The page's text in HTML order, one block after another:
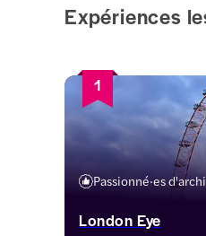
Expériences
1
Passionné·es
London Eye